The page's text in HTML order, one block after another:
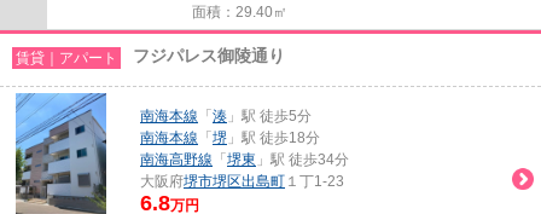
面積：29.40㎡
賃貸｜アパート フジパレス御陵通り
南海本線 「 湊 」駅 徒歩5分
南海本線 「 堺 」駅 徒歩18分
南海高野線 「 堺東 」駅 徒歩34分
大阪府堺市堺区出島町 １丁1-23
6.8万円